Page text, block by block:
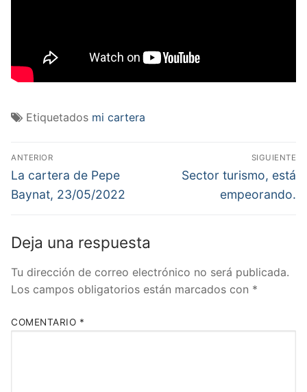
Etiquetados mi cartera
Navegación
de
entradas
ANTERIOR
Entrada
anterior:
La cartera de Pepe
Baynat, 23/05/2022
SIGUIENTE
Entrada
siguiente:
Sector turismo, está
empeorando.
Deja una respuesta
Tu dirección de correo electrónico no será publicada.
Los campos obligatorios están marcados con *
COMENTARIO *